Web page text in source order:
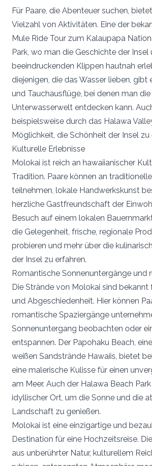
Für Paare, die Abenteuer suchen,
Vielzahl von Aktivitäten. Eine der
Mule Ride Tour zum Kalaupapa
Park, wo man die Geschichte der Insel
beeindruckenden Klippen hautnah
diejenigen, die das Wasser lieben, gibt
und Tauchausflüge, bei denen man
Unterwasserwelt entdecken kann.
beispielsweise durch das Halawa
Möglichkeit, die Schönheit der Insel zu
Kulturelle Erlebnisse
Molokai ist reich an hawaiianischer
Tradition. Paare können an
teilnehmen, lokale Handwerkskunst
herzliche Gastfreundschaft der
Besuch auf einem lokalen
die Gelegenheit, frische, regionale
probieren und mehr über die
der Insel zu erfahren.
Romantische Sonnenuntergänge und
Die Strände von Molokai sind bekannt
und Abgeschiedenheit. Hier können
romantische Spaziergänge
Sonnenuntergang beobachten oder
entspannen. Der Papohaku Beach,
weißen Sandstrände Hawaiis, bietet
eine malerische Kulisse für einen
am Meer. Auch der Halawa Beach
idyllischer Ort, um die Sonne und die
Landschaft zu genießen.
Molokai ist eine einzigartige und
Destination für eine Hochzeitsreise.
aus unberührter Natur, kulturellem